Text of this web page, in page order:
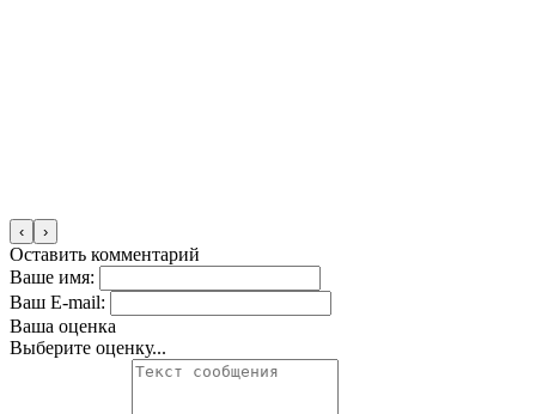
‹ ›
Оставить комментарий
Ваше имя:
Ваш E-mail:
Ваша оценка
Выберите оценку...